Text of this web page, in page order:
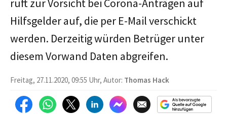
ruft zur Vorsicht bei Corona-Anträgen auf
Hilfsgelder auf, die per E-Mail verschickt
werden. Derzeitig würden Betrüger unter
diesem Vorwand Daten abgreifen.
Freitag, 27.11.2020, 09:55 Uhr, Autor: Thomas Hack